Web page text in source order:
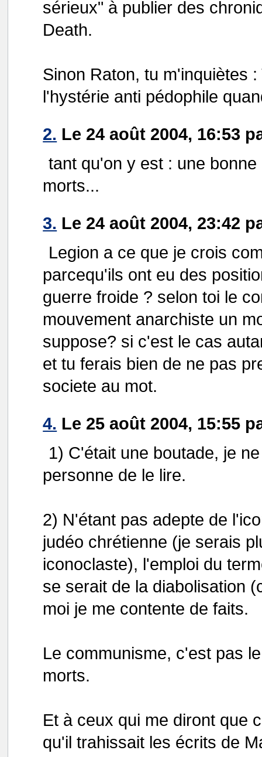
sérieux" à publier des
Death.
Sinon Raton, tu m'inquiètes
l'hystérie anti pédophile
2. Le 24 août 2004, 16:53
tant qu'on y est : une
morts...
3. Le 24 août 2004, 23:42
Legion a ce que je crois
parcequ'ils ont eu des
guerre froide ? selon toi le
mouvement anarchiste un
suppose? si c'est le cas
et tu ferais bien de ne pas
societe au mot.
4. Le 25 août 2004, 15:55
1) C'était une boutade, je
personne de le lire.
2) N'étant pas adepte de
judéo chrétienne (je serais
iconoclaste), l'emploi du
se serait de la diabolisation
moi je me contente de faits.
Le communisme, c'est pas
morts.
Et à ceux qui me diront que
qu'il trahissait les écrits de